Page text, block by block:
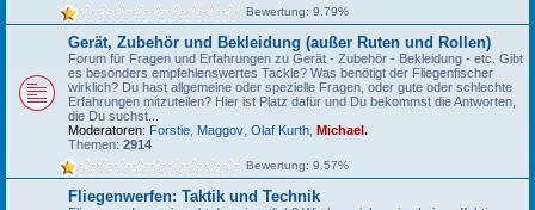
Bewertung: 9.79%
Gerät, Zubehör und Bekleidung (außer Ruten und Rollen)
Forum für Fragen und Erfahrungen zu Gerät - Zubehör - Bekleidung - etc. Gibt
es besonders empfehlenswertes Tackle? Was benötigt der Fliegenfischer
wirklich? Du hast allgemeine oder spezielle Fragen, oder gute oder schlechte
Erfahrungen mitzuteilen? Hier ist Platz dafür und Du bekommst die Antworten,
die Du suchst...
Moderatoren: Forstie Maggov Olaf Kurth
Michael.
Themen: 2914
Bewertung: 9.57%
Fliegenwerfen: Taktik und Technik